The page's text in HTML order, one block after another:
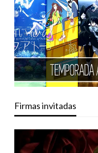
Firmas invitadas